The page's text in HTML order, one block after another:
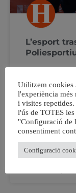
L’esport
Central amb el
d’aquesta
ampliar el nou
amb
de Pàdel de la
Parc Central ha
Utilitzem cookies
l'experiència més
i visites
l'ús de TOTES
"Configuració de
consentiment
Configuració